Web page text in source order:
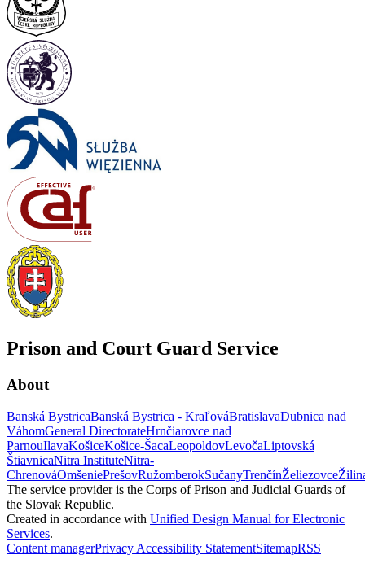
Prison and Court Guard Service
About
Banská BystricaBanská Bystrica - KraľováBratislavaDubnica nad
VáhomGeneral DirectorateHrnčiarovce nad
ParnouIlavaKošiceKošice-ŠacaLeopoldovLevočaLiptovská
ŠtiavnicaNitra InstituteNitra-
ChrenováOmšeniePrešovRužomberokSučanyTrenčínŽeliezovce
The service provider is the Corps of Prison and Judicial Guards of
the Slovak Republic.
Created in accordance with Unified Design Manual for Electronic
Services.
Content managerPrivacy Accessibility StatementSitemapRSS